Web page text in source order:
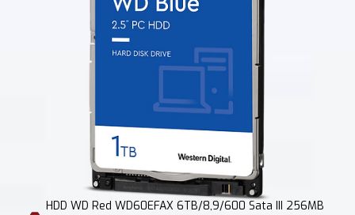
HDD WD Red WD60EFAX 6TB/8,9/600 Sata III 256MB